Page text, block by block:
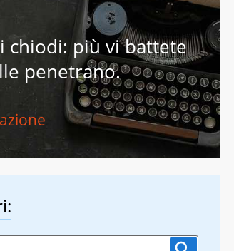
chiodi: più vi battete
penetrano.